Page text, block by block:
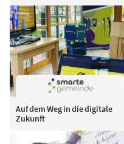
Auf dem Weg in die digitale
Zukunft